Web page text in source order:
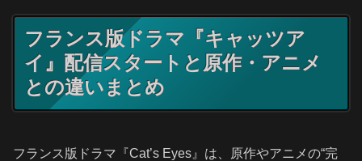
フランス版ドラマ『キャッツア
イ』配信スタートと原作・アニメ
との違いまとめ
フランス版ドラマ『Cat’s Eyes』は、原作やアニメの“完